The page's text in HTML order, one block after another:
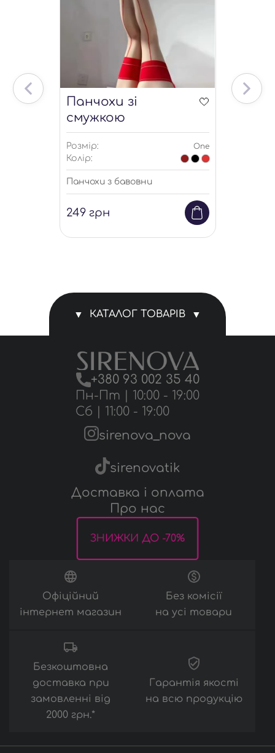
Панчохи зі
смужкою
Розмір: One
Колір:
Панчохи з бавовни
249 грн
КАТАЛОГ ТОВАРІВ
Комплекти білизни
+380 93 002 35 40
Пн-Пт | 10:00 - 19:00
Сб | 11:00 - 19:00
sirenova_nova
sirenovatik
Доставка і оплата
Про нас
ЗНИЖКИ ДО -70%
Офіційний
інтернет магазин
Без комісії
на усі товари
Безкоштовна
доставка при
замовленні від
2000 грн.*
Гарантія якості
на всю продукцію